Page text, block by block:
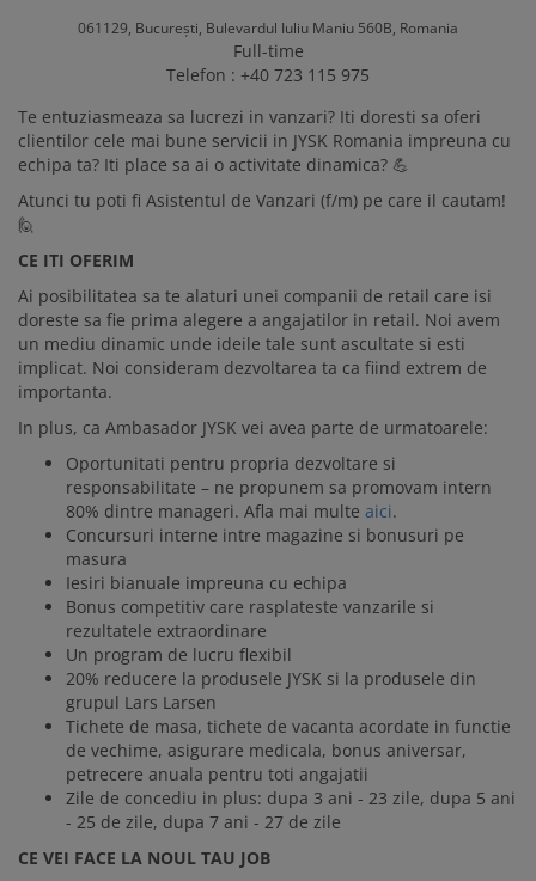
061129, București, Bulevardul Iuliu Maniu 560B, Romania
Full-time
Telefon : +40 723 115 975
Te entuziasmeaza sa lucrezi in vanzari? Iti doresti sa oferi
clientilor cele mai bune servicii in JYSK Romania impreuna cu
echipa ta? Iti place sa ai o activitate dinamica? 💪
Atunci tu poti fi Asistentul de Vanzari (f/m) pe care il cautam!
🙋
CE ITI OFERIM
Ai posibilitatea sa te alaturi unei companii de retail care isi
doreste sa fie prima alegere a angajatilor in retail. Noi avem
un mediu dinamic unde ideile tale sunt ascultate si esti
implicat. Noi consideram dezvoltarea ta ca fiind extrem de
importanta.
In plus, ca Ambasador JYSK vei avea parte de urmatoarele:
Oportunitati pentru propria dezvoltare si
responsabilitate – ne propunem sa promovam intern
80% dintre manageri. Afla mai multe aici.
Concursuri interne intre magazine si bonusuri pe
masura
Iesiri bianuale impreuna cu echipa
Bonus competitiv care rasplateste vanzarile si
rezultatele extraordinare
Un program de lucru flexibil
20% reducere la produsele JYSK si la produsele din
grupul Lars Larsen
Tichete de masa, tichete de vacanta acordate in functie
de vechime, asigurare medicala, bonus aniversar,
petrecere anuala pentru toti angajatii
Zile de concediu in plus: dupa 3 ani - 23 zile, dupa 5 ani
- 25 de zile, dupa 7 ani - 27 de zile
CE VEI FACE LA NOUL TAU JOB